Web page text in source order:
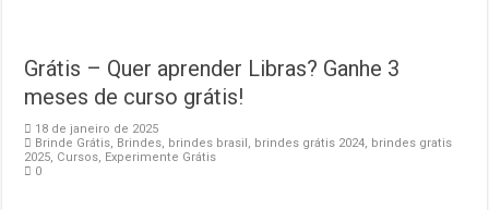
Grátis – Quer aprender Libras? Ganhe 3
meses de curso grátis!
18 de janeiro de 2025
Brinde Grátis, Brindes, brindes brasil, brindes grátis 2024, brindes gratis
2025, Cursos, Experimente Grátis
0